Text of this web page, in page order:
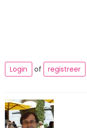
Login
of registreer